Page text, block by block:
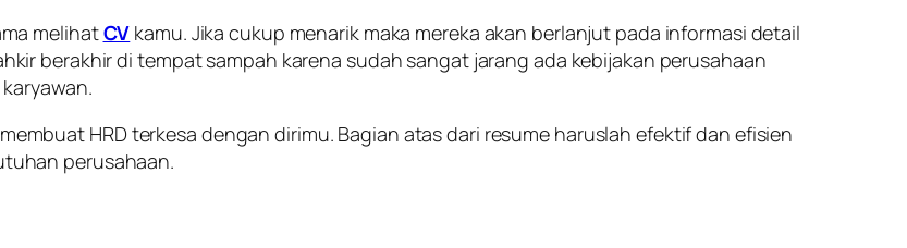
melihatCV kamu. Jika cukup menarik maka mereka akan berlanjut pada informasi detail
berakhir di tempat sampah karena sudah sangat jarang ada kebijakan perusahaan
HRD terkesa dengan dirimu. Bagian atas dari resume haruslah efektif dan efisien
perusahaan.